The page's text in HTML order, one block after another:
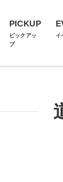
PICKUP
ピックアッ
プ
イ